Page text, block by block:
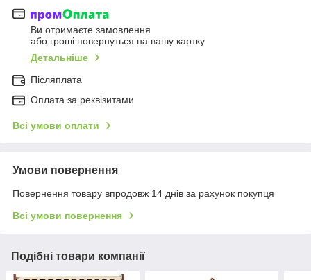
Ви отримаєте замовлення
або гроші повернуться на вашу картку
Детальніше
Післяплата
Оплата за реквізитами
Всі умови оплати
Умови повернення
Повернення товару впродовж 14 днів за рахунок покупця
Всі умови повернення
Подібні товари компанії